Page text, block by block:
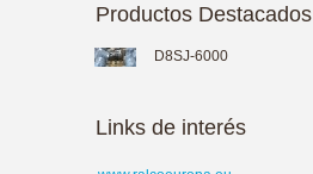
Productos Destacados
D8SJ-6000
Links de interés